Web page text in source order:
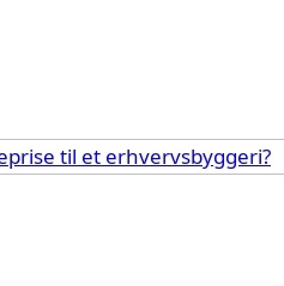
til et erhvervsbyggeri?